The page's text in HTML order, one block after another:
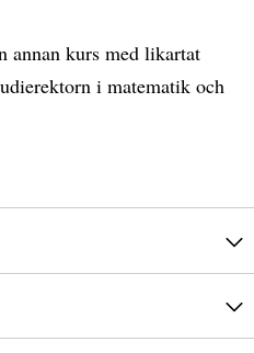
annan kurs med likartat
i matematik och